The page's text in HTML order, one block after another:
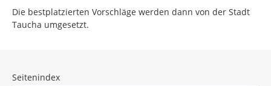
Die bestplatzierten Vorschläge werden dann von der Stadt
Taucha umgesetzt.
Seitenindex